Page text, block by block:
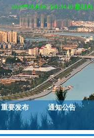
2026年08月06日08:34:10 星期四
重要发布 通知公告